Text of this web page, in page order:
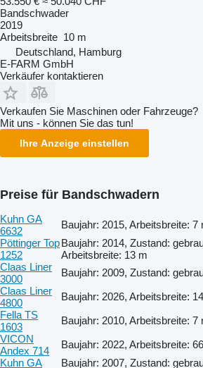
Bandschwader
2019
Arbeitsbreite 10 m
Deutschland, Hamburg
E-FARM GmbH
Verkäufer kontaktieren
Verkaufen Sie Maschinen oder Fahrzeuge?
Mit uns - können Sie das tun!
Ihre Anzeige einstellen
Preise für Bandschwadern
Kuhn GA
6632
Baujahr: 2015, Arbeitsbreite: 7
Pöttinger Top
1252
Baujahr: 2014, Zustand:
Arbeitsbreite: 13 m
Claas Liner
3000
Baujahr: 2009, Zustand:
Claas Liner
4800
Baujahr: 2026, Arbeitsbreite:
Fella TS
1603
Baujahr: 2010, Arbeitsbreite: 7
VICON
Andex 714
Baujahr: 2022, Arbeitsbreite:
Kuhn GA
Baujahr: 2007, Zustand: